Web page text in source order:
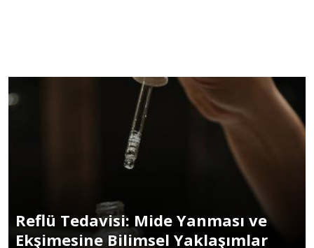
Reflü Tedavisi: Mide Yanması ve
Ekşimesine Bilimsel Yaklaşımlar